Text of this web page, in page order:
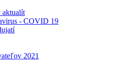
aktualít
- COVID 19
2021